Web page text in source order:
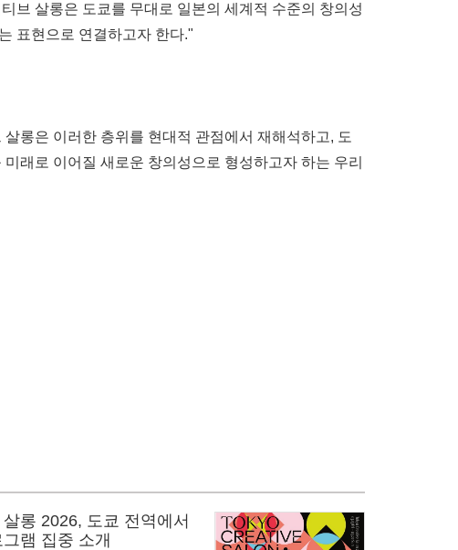
브 살롱은 도쿄를 무대로 일본의 세계적 수준의 창의성
표현으로 연결하고자 한다."
롱은 이러한 층위를 현대적 관점에서 재해석하고, 도
래로 이어질 새로운 창의성으로 형성하고자 하는 우리
롱 2026, 도쿄 전역에서
램 집중 소개